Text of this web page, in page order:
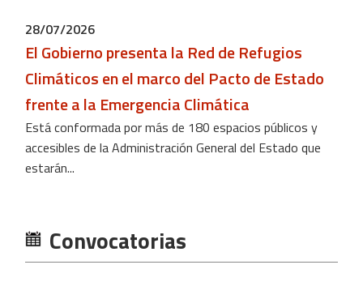
28/07/2026
El Gobierno presenta la Red de Refugios
Climáticos en el marco del Pacto de Estado
frente a la Emergencia Climática
Está conformada por más de 180 espacios públicos y
accesibles de la Administración General del Estado que
estarán...
Convocatorias